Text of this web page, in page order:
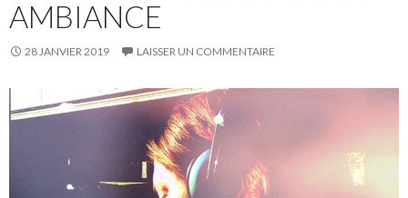
AMBIANCE
28 JANVIER 2019 LAISSER UN COMMENTAIRE